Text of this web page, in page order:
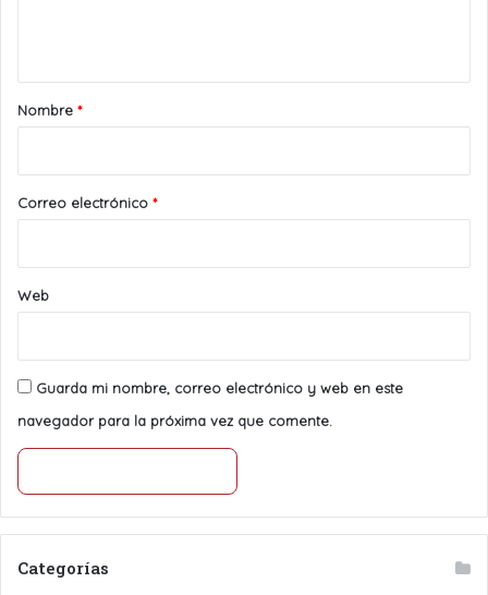
r
*
Nombre *
Correo electrónico *
Web
Guarda mi nombre, correo electrónico y web en este
navegador para la próxima vez que comente.
Categorías